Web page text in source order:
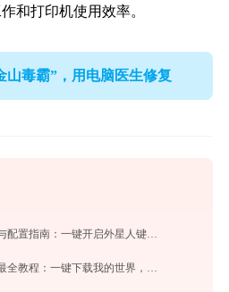
和打印机使用效率。
山毒霸”，用电脑医生修复
AWCC电脑版下载安装与配置指南：一键开启外星人键盘灯效与风扇控制
HMCL启动器安装使用最全教程：一键下载我的世界，轻松搞定Mod与Java配置